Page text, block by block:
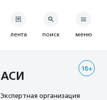
лента поиск меню
18+
АСИ
Экспертная организация